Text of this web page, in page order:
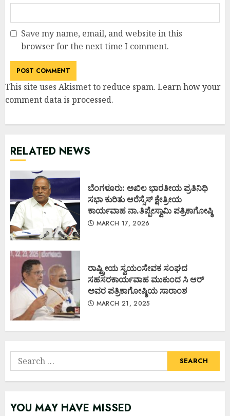
Save my name, email, and website in this
browser for the next time I comment.
This site uses Akismet to reduce spam. Learn how your
comment data is processed.
RELATED NEWS
ಬೆಂಗಳೂರು: ಅಖಿಲ ಭಾರತೀಯ ಪ್ರತಿನಿಧಿ
ಸಭಾ ಕುರಿತು ಆರೆಸ್ಸೆಸ್ ಕ್ಷೇತ್ರೀಯ
ಕಾರ್ಯವಾಹ ನಾ.ತಿಪ್ಪೇಸ್ವಾಮಿ ಪತ್ರಿಕಾಗೋಷ್ಠಿ
MARCH 17, 2026
ರಾಷ್ಟ್ರೀಯ ಸ್ವಯಂಸೇವಕ ಸಂಘದ
ಸಹಸರಕಾರ್ಯವಾಹ ಮುಕುಂದ ಸಿ ಆರ್
ಅವರ ಪತ್ರಿಕಾಗೋಷ್ಠಿಯ ಸಾರಾಂಶ
MARCH 21, 2025
Search
for:
YOU MAY HAVE MISSED